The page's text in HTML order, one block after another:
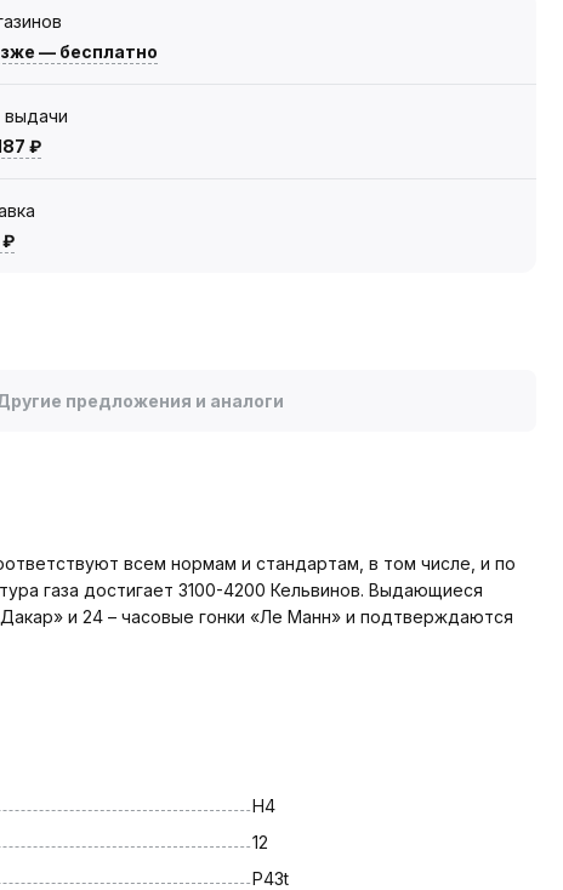
— бесплатно
выдачи
₽
₽
предложения и аналоги
всем нормам и стандартам, в том числе, и по
газа достигает 3100-4200 Кельвинов. Выдающиеся
и 24 – часовые гонки «Ле Манн» и подтверждаются
H4
12
P43t